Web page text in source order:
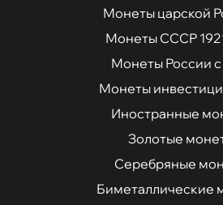
Монеты царской
Монеты СССР
Монеты России с
Монеты
Иностранные
Золотые
Серебряные
Биметаллические